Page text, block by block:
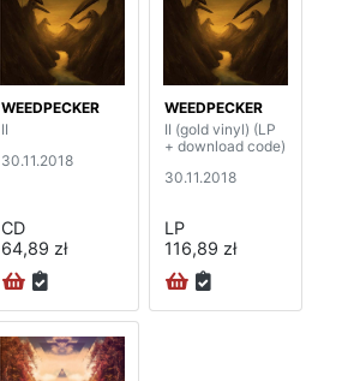
WEEDPECKER
II
30.11.2018
CD
64,89 zł
WEEDPECKER
II (gold vinyl) (LP
+ download code)
30.11.2018
LP
116,89 zł